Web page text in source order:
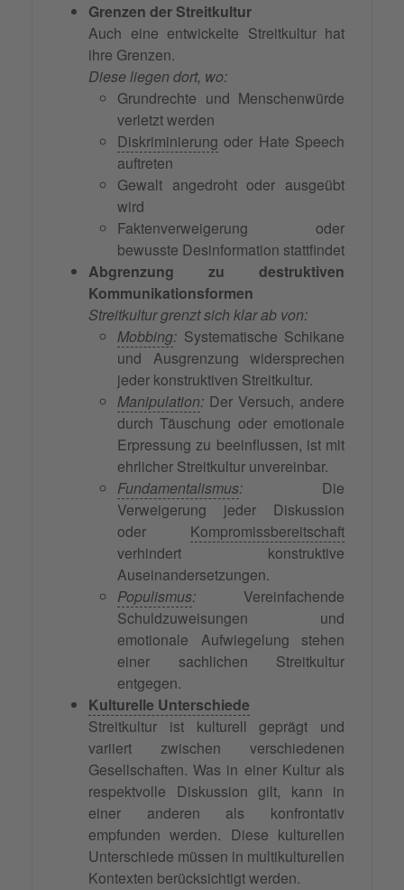
Grenzen der Streitkultur
Auch eine entwickelte Streitkultur hat
ihre Grenzen.
Diese liegen dort, wo:
Grundrechte und Menschenwürde
verletzt werden
Diskriminierung oder Hate Speech
auftreten
Gewalt angedroht oder ausgeübt
wird
Faktenverweigerung oder
bewusste Desinformation stattfindet
Abgrenzung zu destruktiven
Kommunikationsformen
Streitkultur grenzt sich klar ab von:
Mobbing: Systematische Schikane
und Ausgrenzung widersprechen
jeder konstruktiven Streitkultur.
Manipulation: Der Versuch, andere
durch Täuschung oder emotionale
Erpressung zu beeinflussen, ist mit
ehrlicher Streitkultur unvereinbar.
Fundamentalismus: Die
Verweigerung jeder Diskussion
oder Kompromissbereitschaft
verhindert konstruktive
Auseinandersetzungen.
Populismus: Vereinfachende
Schuldzuweisungen und
emotionale Aufwiegelung stehen
einer sachlichen Streitkultur
entgegen.
Kulturelle Unterschiede
Streitkultur ist kulturell geprägt und
variiert zwischen verschiedenen
Gesellschaften. Was in einer Kultur als
respektvolle Diskussion gilt, kann in
einer anderen als konfrontativ
empfunden werden. Diese kulturellen
Unterschiede müssen in multikulturellen
Kontexten berücksichtigt werden.